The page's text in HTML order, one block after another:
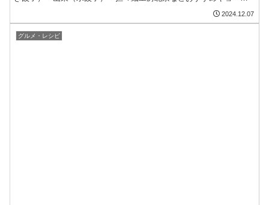
2024.12.07
グルメ・レシピ